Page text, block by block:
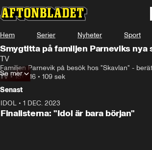
Hem Serier Nyheter Sport
Smygtitta på familjen Parneviks nya
TV
Familjen Parnevik på besök hos "Skavlan" -
TV •18.07.16 • 109 sek
Se mer
Senast
IDOL • 1 DEC. 2023
Finalisterna: "Idol är bara början"